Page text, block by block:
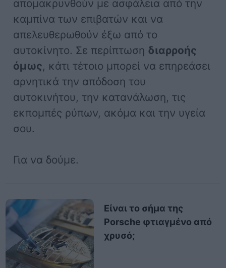
απομακρυνθούν με ασφάλεια από την
καμπίνα των επιβατών και να
απελευθερωθούν έξω από το
αυτοκίνητο. Σε περίπτωση διαρροής
όμως, κάτι τέτοιο μπορεί να επηρεάσει
αρνητικά την απόδοση του
αυτοκινήτου, την κατανάλωση, τις
εκπομπές ρύπων, ακόμα και την υγεία
σου.
Για να δούμε.
Είναι το σήμα της
Porsche φτιαγμένο από
χρυσό;